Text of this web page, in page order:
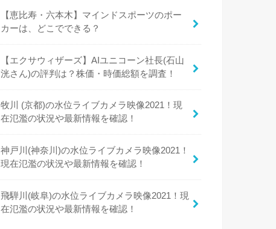
【恵比寿・六本木】マインドスポーツのポー
カーは、どこでできる？
【エクサウィザーズ】AIユニコーン社長(石山
洸さん)の評判は？株価・時価総額を調査！
牧川 (京都)の水位ライブカメラ映像2021！現
在氾濫の状況や最新情報を確認！
神戸川(神奈川)の水位ライブカメラ映像2021！
現在氾濫の状況や最新情報を確認！
飛騨川(岐阜)の水位ライブカメラ映像2021！現
在氾濫の状況や最新情報を確認！